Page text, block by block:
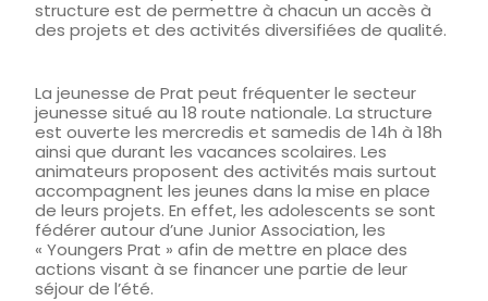
structure est de permettre à chacun un accès à
des projets et des activités diversifiées de qualité.
La jeunesse de Prat peut fréquenter le secteur
jeunesse situé au 18 route nationale. La structure
est ouverte les mercredis et samedis de 14h à 18h
ainsi que durant les vacances scolaires. Les
animateurs proposent des activités mais surtout
accompagnent les jeunes dans la mise en place
de leurs projets. En effet, les adolescents se sont
fédérer autour d’une Junior Association, les
« Youngers Prat » afin de mettre en place des
actions visant à se financer une partie de leur
séjour de l’été.